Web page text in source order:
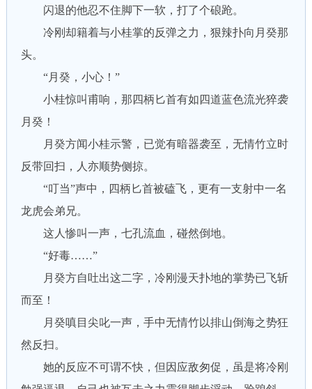
闪退的他忍不住脚下一软，打了个硠跄。
冷刚却籍着与小桂掌的反弹之力，狠辣扑向月癸那
头。
“月癸，小心！”
小桂惊叫甫响，那四柄匕首有如四道蓝色流光猝袭
月癸！
月癸方闻小桂示警，已觉有暗器袭至，无情竹立时
反带回扫，人亦顺势侧掠。
“叮当”声中，四柄匕首被磕飞，更有一支射中一名
龙虎会弟兄。
这人惨叫一声，七孔流血，碰然倒地。
“好毒……”
月癸方自吐出这二字，冷刚漫天扑地的掌势已飞斩
而至！
月癸嗔目尖叱一声，手中无情竹以排山倒海之势狂
然反扫。
她的反应不可谓不快，但因应敌匆促，虽是将冷刚